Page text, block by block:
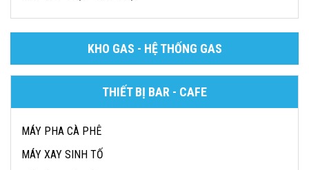
KHO GAS - HỆ THỐNG GAS
THIẾT BỊ BAR - CAFE
MÁY PHA CÀ PHÊ
MÁY XAY SINH TỐ